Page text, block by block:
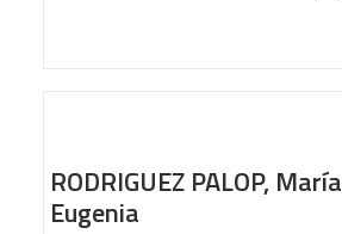
RODRIGUEZ PALOP, María
Eugenia